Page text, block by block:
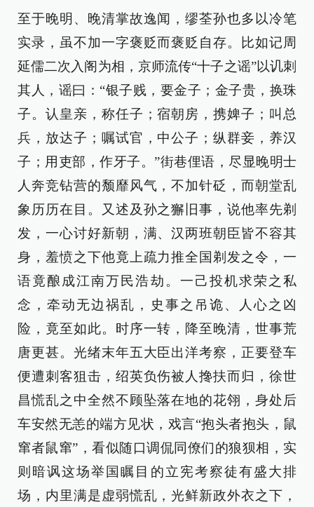
至于晚明、晚清掌故逸闻，缪荃孙也多以冷笔
实录，虽不加一字褒贬而褒贬自存。比如记周
延儒二次入阁为相，京师流传“十子之谣”以讥刺
其人，谣曰：“银子贱，要金子；金子贵，换珠
子。认皇亲，称任子；宿朝房，携婢子；叫总
兵，放达子；嘱试官，中公子；纵群妾，养汉
子；用吏部，作牙子。”街巷俚语，尽显晚明士
人奔竞钻营的颓靡风气，不加针砭，而朝堂乱
象历历在目。又述及孙之獬旧事，说他率先剃
发，一心讨好新朝，满、汉两班朝臣皆不容其
身，羞愤之下他竟上疏力推全国剃发之令，一
语竟酿成江南万民浩劫。一己投机求荣之私
念，牵动无边祸乱，史事之吊诡、人心之凶
险，竟至如此。时序一转，降至晚清，世事荒
唐更甚。光绪末年五大臣出洋考察，正要登车
便遭刺客狙击，绍英负伤被人搀扶而归，徐世
昌慌乱之中全然不顾坠落在地的花翎，身处后
车安然无恙的端方见状，戏言“抱头者抱头，鼠
窜者鼠窜”，看似随口调侃同僚们的狼狈相，实
则暗讽这场举国瞩目的立宪考察徒有盛大排
场，内里满是虚弱慌乱，光鲜新政外衣之下，